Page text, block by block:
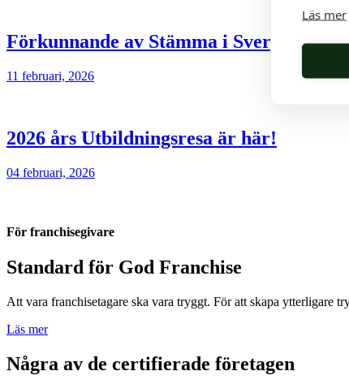
Läs mer
Förkunnande av Stämma i Sveriges
11 februari, 2026
2026 års Utbildningsresa är här!
04 februari, 2026
För franchisegivare
Standard för God Franchise
Att vara franchisetagare ska vara tryggt. För att skapa ytterligare
Läs mer
Några av de certifierade företagen